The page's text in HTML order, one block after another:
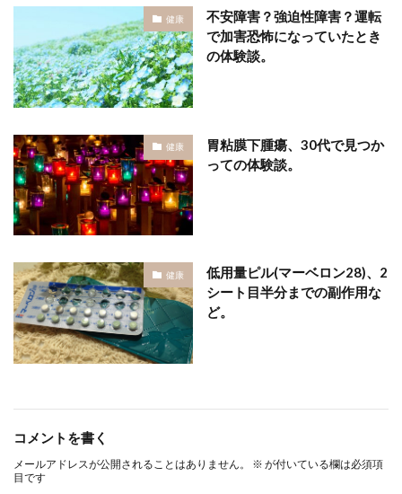
健康
不安障害？強迫性障害？運転
で加害恐怖になっていたとき
の体験談。
健康
胃粘膜下腫瘍、30代で見つか
っての体験談。
健康
低用量ピル(マーベロン28)、2
シート目半分までの副作用な
ど。
コメントを書く
メールアドレスが公開されることはありません。 ※ が付いている欄は必須項
目です